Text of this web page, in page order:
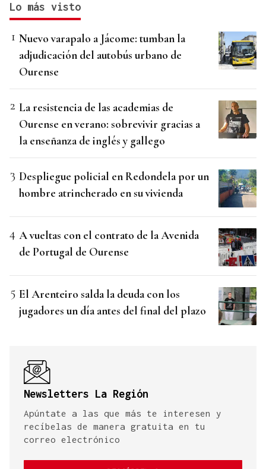
Lo más visto
Nuevo varapalo a Jácome: tumban la
adjudicación del autobús urbano de
Ourense
La resistencia de las academias de
Ourense en verano: sobrevivir gracias a
la enseñanza de inglés y gallego
Despliegue policial en Redondela por un
hombre atrincherado en su vivienda
A vueltas con el contrato de la Avenida
de Portugal de Ourense
El Arenteiro salda la deuda con los
jugadores un día antes del final del plazo
Newsletters La Región
Apúntate a las que más te interesen y
recíbelas de manera gratuita en tu
correo electrónico